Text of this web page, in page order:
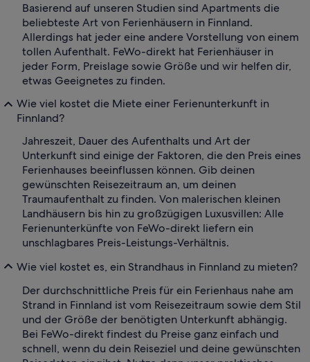
Basierend auf unseren Studien sind Apartments die
beliebteste Art von Ferienhäusern in Finnland.
Allerdings hat jeder eine andere Vorstellung von einem
tollen Aufenthalt. FeWo-direkt hat Ferienhäuser in
jeder Form, Preislage sowie Größe und wir helfen dir,
etwas Geeignetes zu finden.
Wie viel kostet die Miete einer Ferienunterkunft in
Finnland?
Jahreszeit, Dauer des Aufenthalts und Art der
Unterkunft sind einige der Faktoren, die den Preis eines
Ferienhauses beeinflussen können. Gib deinen
gewünschten Reisezeitraum an, um deinen
Traumaufenthalt zu finden. Von malerischen kleinen
Landhäusern bis hin zu großzügigen Luxusvillen: Alle
Ferienunterkünfte von FeWo-direkt liefern ein
unschlagbares Preis-Leistungs-Verhältnis.
Wie viel kostet es, ein Strandhaus in Finnland zu mieten?
Der durchschnittliche Preis für ein Ferienhaus nahe am
Strand in Finnland ist vom Reisezeitraum sowie dem Stil
und der Größe der benötigten Unterkunft abhängig.
Bei FeWo-direkt findest du Preise ganz einfach und
schnell, wenn du dein Reiseziel und deine gewünschten